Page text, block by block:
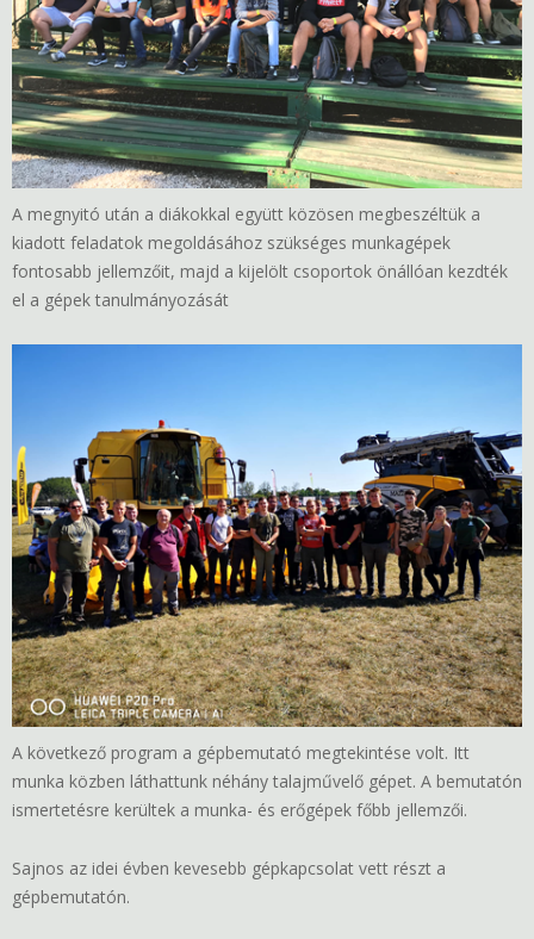
A megnyitó után a diákokkal együtt közösen megbeszéltük a
kiadott feladatok megoldásához szükséges munkagépek
fontosabb jellemzőit, majd a kijelölt csoportok önállóan kezdték
el a gépek tanulmányozását
A következő program a gépbemutató megtekintése volt. Itt
munka közben láthattunk néhány talajművelő gépet. A bemutatón
ismertetésre kerültek a munka- és erőgépek főbb jellemzői.
Sajnos az idei évben kevesebb gépkapcsolat vett részt a
gépbemutatón.